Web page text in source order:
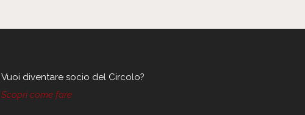
Vuoi diventare socio del Circolo?
Scopri come fare